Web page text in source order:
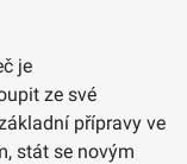
je
ze své
přípravy ve
stát se novým